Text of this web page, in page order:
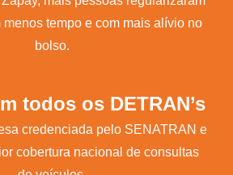
tempo e com mais alívio no
bolso.
todos os DETRAN’s
credenciada pelo SENATRAN e
cobertura nacional de consultas